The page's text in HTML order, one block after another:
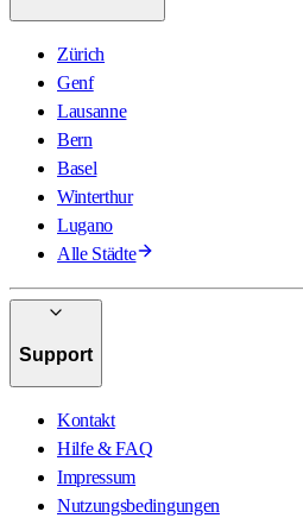
Zürich
Genf
Lausanne
Bern
Basel
Winterthur
Lugano
Alle Städte
Support
Kontakt
Hilfe & FAQ
Impressum
Nutzungsbedingungen